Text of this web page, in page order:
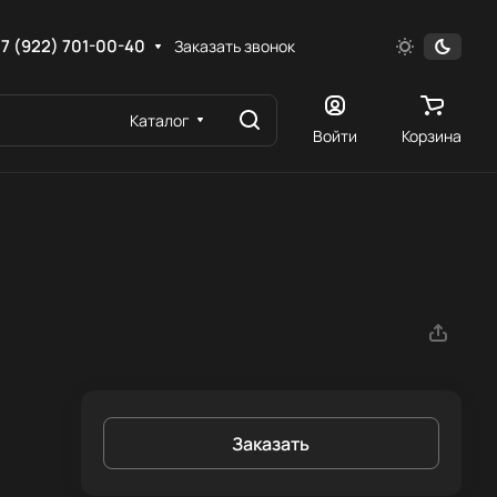
(922) 701-00-40 Заказать звонок
Каталог
Войти Корзина
Заказать